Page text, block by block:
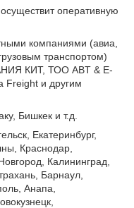
оперативную
компаниями (авиа,
транспортом)
КИТ, ТОО ABT & E-
Freight и другим
Бишкек и т.д.
Екатеринбург,
Краснодар,
Калининград,
Барнаул,
Анапа,